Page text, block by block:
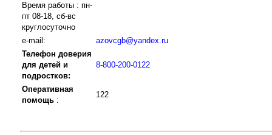
Время работы : пн-
пт 08-18, сб-вс
круглосуточно
e-mail:
azovcgb@yandex.ru
Телефон доверия
для детей и
подростков:
8-800-200-0122
Оперативная
помощь :
122